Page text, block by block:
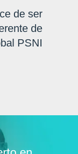
de ser
de
PSNI